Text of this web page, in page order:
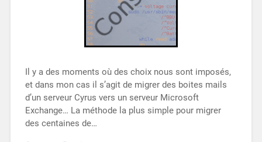
Il y a des moments où des choix nous sont imposés,
et dans mon cas il s’agit de migrer des boites mails
d’un serveur Cyrus vers un serveur Microsoft
Exchange… La méthode la plus simple pour migrer
des centaines de…